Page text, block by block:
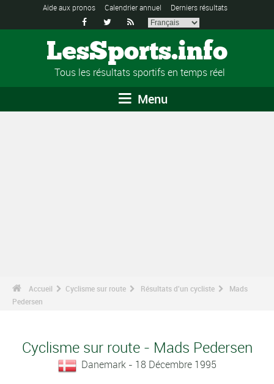
Aide aux pronos Calendrier annuel Derniers résultats
  
LesSports.info
Tous les résultats sportifs en temps réel
Menu
Accueil Cyclisme sur route Résultats d'un cycliste
Mads
Pedersen
Cyclisme sur route - Mads Pedersen
Danemark - 18 Décembre 1995